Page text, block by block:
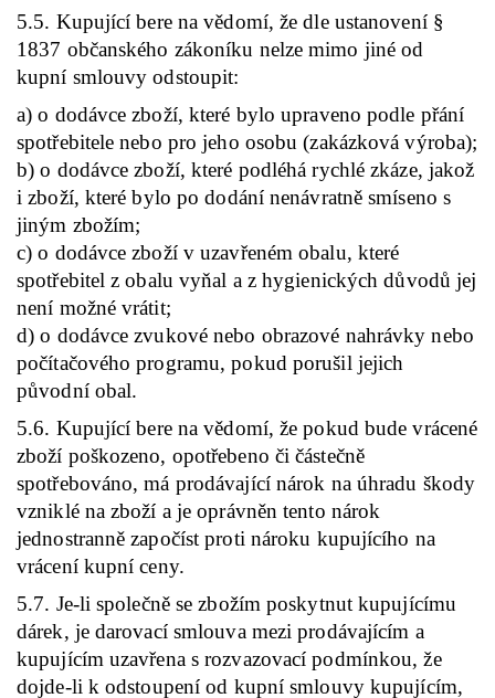
5.5. Kupující bere na vědomí, že dle ustanovení §
1837 občanského zákoníku nelze mimo jiné od
kupní smlouvy odstoupit:
a) o dodávce zboží, které bylo upraveno podle přání
spotřebitele nebo pro jeho osobu (zakázková výroba);
b) o dodávce zboží, které podléhá rychlé zkáze, jakož
i zboží, které bylo po dodání nenávratně smíseno s
jiným zbožím;
c) o dodávce zboží v uzavřeném obalu, které
spotřebitel z obalu vyňal a z hygienických důvodů jej
není možné vrátit;
d) o dodávce zvukové nebo obrazové nahrávky nebo
počítačového programu, pokud porušil jejich
původní obal.
5.6. Kupující bere na vědomí, že pokud bude vrácené
zboží poškozeno, opotřebeno či částečně
spotřebováno, má prodávající nárok na úhradu škody
vzniklé na zboží a je oprávněn tento nárok
jednostranně započíst proti nároku kupujícího na
vrácení kupní ceny.
5.7. Je-li společně se zbožím poskytnut kupujícímu
dárek, je darovací smlouva mezi prodávajícím a
kupujícím uzavřena s rozvazovací podmínkou, že
dojde-li k odstoupení od kupní smlouvy kupujícím,